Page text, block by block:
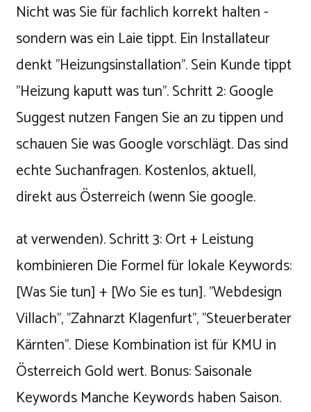
Nicht was Sie für fachlich korrekt halten -
sondern was ein Laie tippt. Ein Installateur
denkt "Heizungsinstallation". Sein Kunde tippt
"Heizung kaputt was tun". Schritt 2: Google
Suggest nutzen Fangen Sie an zu tippen und
schauen Sie was Google vorschlägt. Das sind
echte Suchanfragen. Kostenlos, aktuell,
direkt aus Österreich (wenn Sie google.
at verwenden). Schritt 3: Ort + Leistung
kombinieren Die Formel für lokale Keywords:
[Was Sie tun] + [Wo Sie es tun]. "Webdesign
Villach", "Zahnarzt Klagenfurt", "Steuerberater
Kärnten". Diese Kombination ist für KMU in
Österreich Gold wert. Bonus: Saisonale
Keywords Manche Keywords haben Saison.